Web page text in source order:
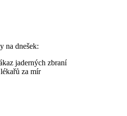
na dnešek:
jaderných zbraní
za mír